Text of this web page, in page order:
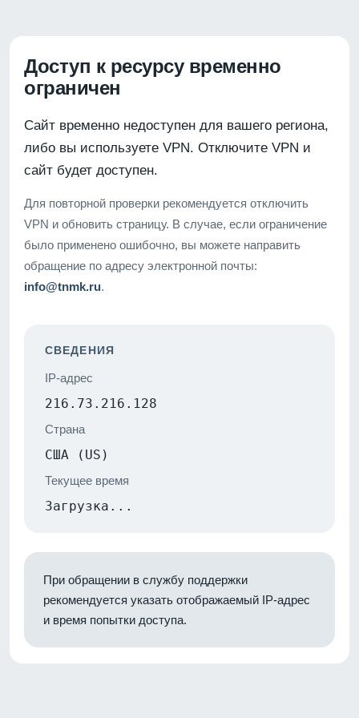
Доступ к ресурсу временно
ограничен
Сайт временно недоступен для вашего региона,
либо вы используете VPN. Отключите VPN и
сайт будет доступен.
Для повторной проверки рекомендуется отключить
VPN и обновить страницу. В случае, если ограничение
было применено ошибочно, вы можете направить
обращение по адресу электронной почты:
info@tnmk.ru.
СВЕДЕНИЯ
IP-адрес
216.73.216.128
Страна
США (US)
Текущее время
Загрузка...
При обращении в службу поддержки
рекомендуется указать отображаемый IP-адрес
и время попытки доступа.